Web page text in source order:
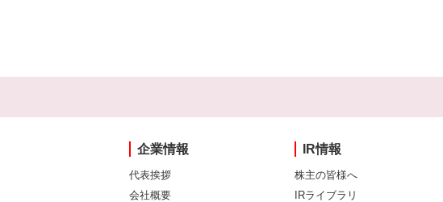
企業情報
代表挨拶
会社概要
IR情報
株主の皆様へ
IRライブラリ